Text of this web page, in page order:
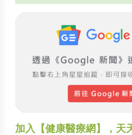
加入【健康醫療網】，天